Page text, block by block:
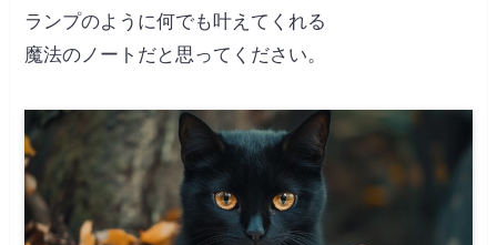
ランプのように何でも叶えてくれる
魔法のノートだと思ってください。